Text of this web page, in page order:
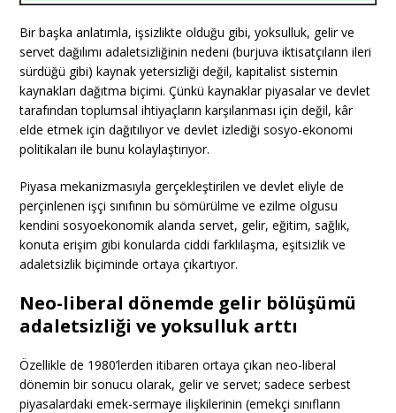
Bir başka anlatımla, işsizlikte olduğu gibi, yoksulluk, gelir ve
servet dağılımı adaletsizliğinin nedeni (burjuva iktisatçıların ileri
sürdüğü gibi) kaynak yetersizliği değil, kapitalist sistemin
kaynakları dağıtma biçimi. Çünkü kaynaklar piyasalar ve devlet
tarafından toplumsal ihtiyaçların karşılanması için değil, kâr
elde etmek için dağıtılıyor ve devlet izlediği sosyo-ekonomi
politikaları ile bunu kolaylaştırıyor.
Piyasa mekanizmasıyla gerçekleştirilen ve devlet eliyle de
perçinlenen işçi sınıfının bu sömürülme ve ezilme olgusu
kendini sosyoekonomik alanda servet, gelir, eğitim, sağlık,
konuta erişim gibi konularda ciddi farklılaşma, eşitsizlik ve
adaletsizlik biçiminde ortaya çıkartıyor.
Neo-liberal dönemde gelir bölüşümü
adaletsizliği ve yoksulluk arttı
Özellikle de 1980’lerden itibaren ortaya çıkan neo-liberal
dönemin bir sonucu olarak, gelir ve servet; sadece serbest
piyasalardaki emek-sermaye ilişkilerinin (emekçi sınıfların